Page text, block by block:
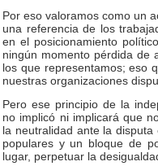
Por eso valoramos como un
una referencia de los
en el posicionamiento
ningún momento pérdida de
los que representamos; eso
nuestras organizaciones
Pero ese principio de la
no implicó ni implicará que
la neutralidad ante la
populares y un bloque de
lugar, perpetuar la